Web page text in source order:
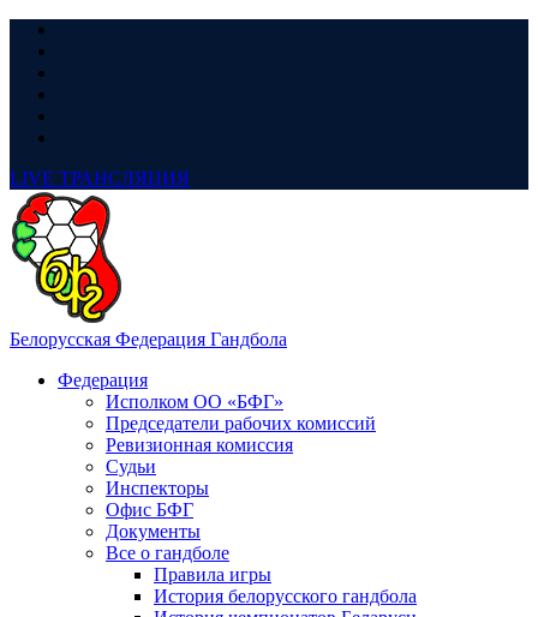
LIVE ТРАНСЛЯЦИЯ
Белорусская Федерация Гандбола
Федерация
Исполком ОО «БФГ»
Председатели рабочих комиссий
Ревизионная комиссия
Судьи
Инспекторы
Офис БФГ
Документы
Все о гандболе
Правила игры
История белорусского гандбола